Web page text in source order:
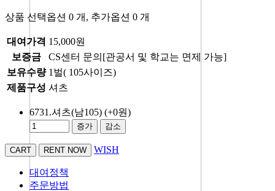
상품 선택옵션 0 개, 추가옵션 0 개
대여가격 15,000원
보증금
CS센터 문의[관공서 및 학교는 면제 가능]
보유수량 1벌( 105사이즈)
제품구성 셔츠
6731.셔츠(남105) (+0원)
증가 감소
WISH
대여정책
주문방법